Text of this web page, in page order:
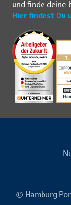
und fin­de deine
Hier findest Du
© Hamburg